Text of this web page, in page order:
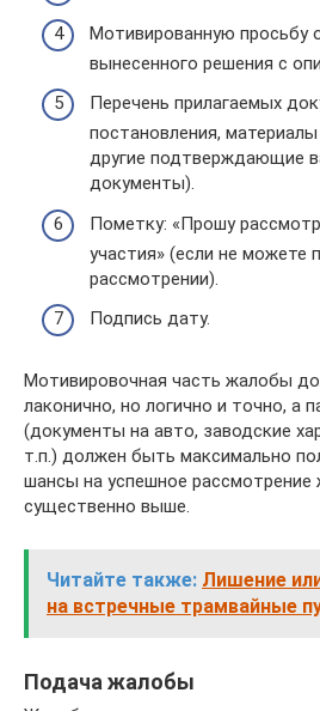
Мотивированную просьбу
вынесенного решения с
Перечень прилагаемых
постановления,
другие подтверждающие
документы).
Пометку: «Прошу
участия» (если не можете
рассмотрении).
Подпись дату.
Мотивировочная часть жалобы
лаконично, но логично и точно, а
(документы на авто, заводские
т.п.) должен быть максимально
шансы на успешное
существенно выше.
Читайте также: Лишение
на встречные трамвайные
Подача жалобы